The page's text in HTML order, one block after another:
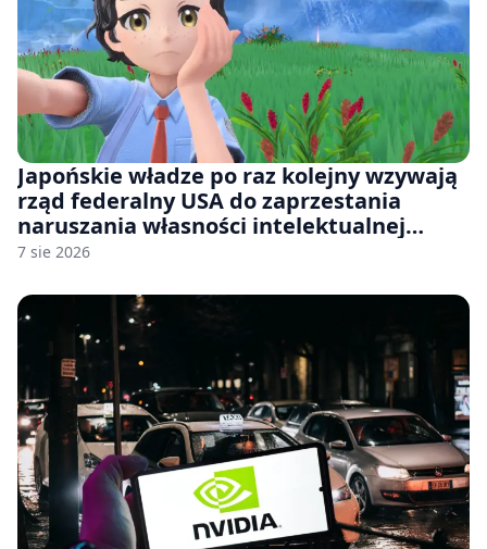
Japońskie władze po raz kolejny wzywają
rząd federalny USA do zaprzestania
naruszania własności intelektualnej
japońskich gier i anime
7 sie 2026